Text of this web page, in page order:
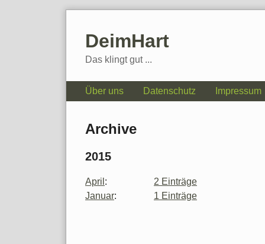
DeimHart
Das klingt gut ...
Navigation
Über uns Datenschutz Impressum
Archive
2015
April :
2 Einträge
Januar: 1 Einträge